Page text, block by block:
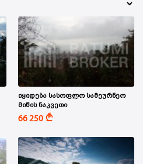
იყიდება სასოფლო სამეურნეო
მიწის ნაკვეთი
66 250 A